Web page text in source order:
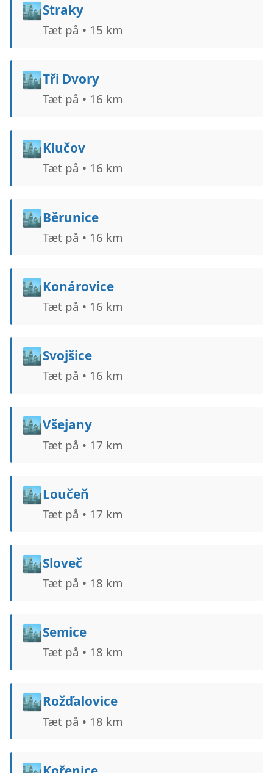
🏙️Straky
Tæt på • 15 km
🏙️Tři Dvory
Tæt på • 16 km
🏙️Klučov
Tæt på • 16 km
🏙️Běrunice
Tæt på • 16 km
🏙️Konárovice
Tæt på • 16 km
🏙️Svojšice
Tæt på • 16 km
🏙️Všejany
Tæt på • 17 km
🏙️Loučeň
Tæt på • 17 km
🏙️Sloveč
Tæt på • 18 km
🏙️Semice
Tæt på • 18 km
🏙️Rožďalovice
Tæt på • 18 km